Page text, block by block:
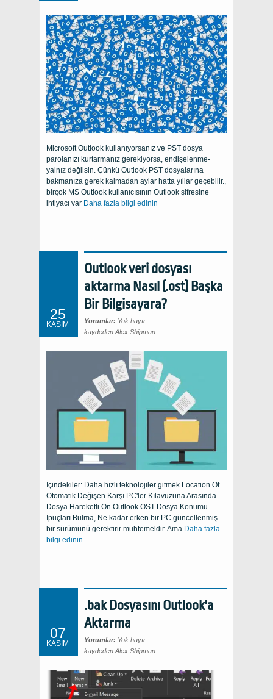
Microsoft Outlook kullanıyorsanız ve PST dosya
parolanızı kurtarmanız gerekiyorsa, endişelenme-
yalnız değilsin. Çünkü Outlook PST dosyalarına
bakmanıza gerek kalmadan aylar hatta yıllar geçebilir.,
birçok MS Outlook kullanıcısının Outlook şifresine
ihtiyacı var Daha fazla bilgi edinin
25
KASIM
Outlook veri dosyası
aktarma Nasıl (.ost) Başka
Bir Bilgisayara?
Yorumlar: Yok hayır
kaydeden Alex Shipman
İçindekiler: Daha hızlı teknolojiler gitmek Location Of
Otomatik Değişen Karşı PC'ler Kılavuzuna Arasında
Dosya Hareketli On Outlook OST Dosya Konumu
İpuçları Bulma, Ne kadar erken bir PC güncellenmiş
bir sürümünü gerektirir muhtemeldir. Ama Daha fazla
bilgi edinin
07
KASIM
.bak Dosyasını Outlook'a
Aktarma
Yorumlar: Yok hayır
kaydeden Alex Shipman